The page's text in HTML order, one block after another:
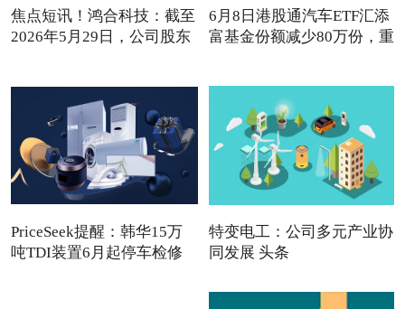
焦点短讯！鸿合科技：截至
2026年5月29日，公司股东
6月8日港股通汽车ETF汇添
富基金份额减少80万份，重
PriceSeek提醒：韩华15万
吨TDI装置6月起停车检修
特变电工：公司多元产业协
同发展 头条